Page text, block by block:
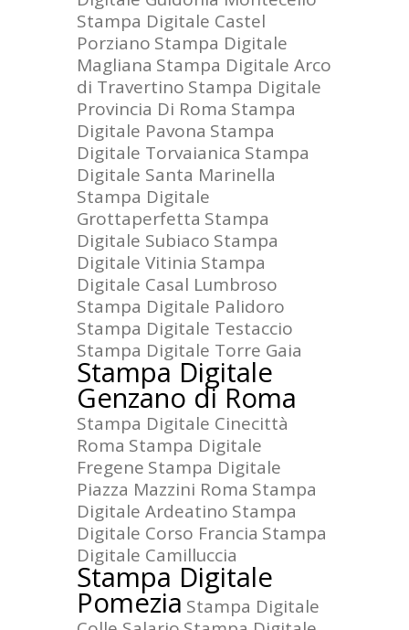
Stampa Digitale Castel
Porziano Stampa Digitale
Magliana Stampa Digitale Arco
di Travertino Stampa Digitale
Provincia Di Roma Stampa
Digitale Pavona Stampa
Digitale Torvaianica Stampa
Digitale Santa Marinella
Stampa Digitale
Grottaperfetta Stampa
Digitale Subiaco Stampa
Digitale Vitinia Stampa
Digitale Casal Lumbroso
Stampa Digitale Palidoro
Stampa Digitale Testaccio
Stampa Digitale Torre Gaia
Stampa Digitale
Genzano di Roma
Stampa Digitale Cinecittà
Roma Stampa Digitale
Fregene Stampa Digitale
Piazza Mazzini Roma Stampa
Digitale Ardeatino Stampa
Digitale Corso Francia Stampa
Digitale Camilluccia
Stampa Digitale
Pomezia Stampa Digitale